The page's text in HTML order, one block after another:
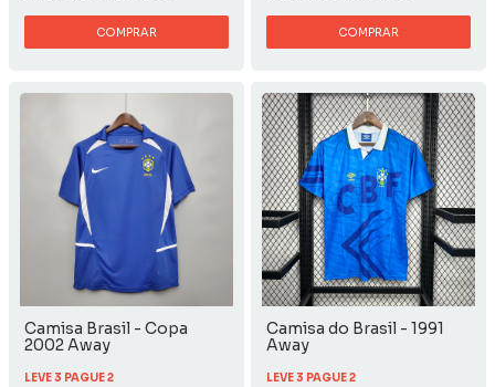
COMPRAR COMPRAR
Camisa Brasil - Copa
2002 Away
LEVE 3 PAGUE 2
Camisa do Brasil - 1991
Away
LEVE 3 PAGUE 2